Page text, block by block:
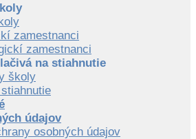
zamestnanci
zamestnanci
na stiahnutie
školy
údajov
osobných údajov